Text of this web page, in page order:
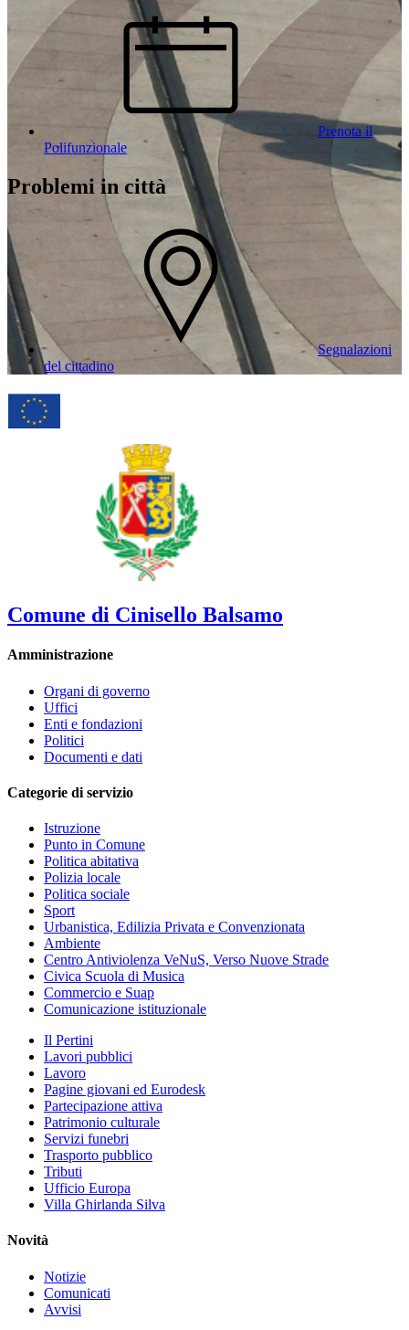
Prenota il
Polifunzionale
Problemi in città
Segnalazioni
del cittadino
Comune di Cinisello Balsamo
Amministrazione
Organi di governo
Uffici
Enti e fondazioni
Politici
Documenti e dati
Categorie di servizio
Istruzione
Punto in Comune
Politica abitativa
Polizia locale
Politica sociale
Sport
Urbanistica, Edilizia Privata e Convenzionata
Ambiente
Centro Antiviolenza VeNuS, Verso Nuove Strade
Civica Scuola di Musica
Commercio e Suap
Comunicazione istituzionale
Il Pertini
Lavori pubblici
Lavoro
Pagine giovani ed Eurodesk
Partecipazione attiva
Patrimonio culturale
Servizi funebri
Trasporto pubblico
Tributi
Ufficio Europa
Villa Ghirlanda Silva
Novità
Notizie
Comunicati
Avvisi